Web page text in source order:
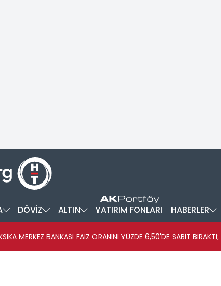
DÖVİZ ALTIN YATIRIM FONLARI HABERLER
MERKEZ BANKASI FAİZ ORANINI YÜZDE 6,50'DE SABİT